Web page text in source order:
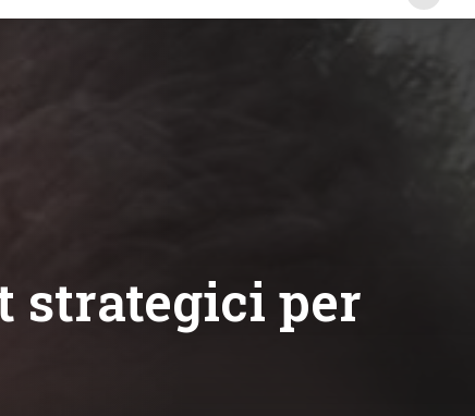
strategici per